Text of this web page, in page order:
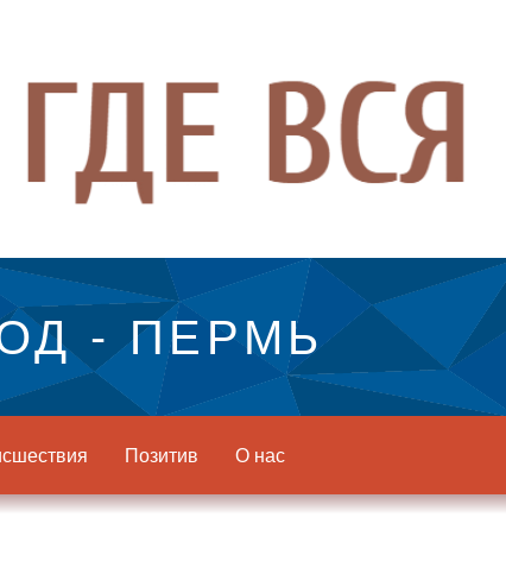
- ПЕРМЬ
Позитив О нас